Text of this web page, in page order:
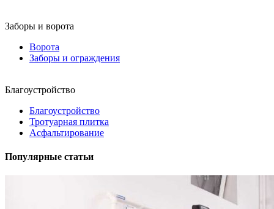
Заборы и ворота
Ворота
Заборы и ограждения
Благоустройство
Благоустройство
Тротуарная плитка
Асфальтирование
Популярные статьи